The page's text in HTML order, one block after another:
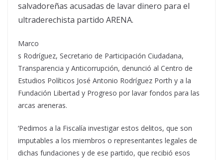
salvadoreñas acusadas de lavar dinero para el
ultraderechista partido ARENA.
Marco
s Rodríguez, Secretario de Participación Ciudadana,
Transparencia y Anticorrupción, denunció al Centro de
Estudios Políticos José Antonio Rodríguez Porth y a la
Fundación Libertad y Progreso por lavar fondos para las
arcas areneras.
‘Pedimos a la Fiscalía investigar estos delitos, que son
imputables a los miembros o representantes legales de
dichas fundaciones y de ese partido, que recibió esos